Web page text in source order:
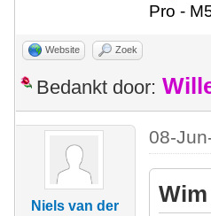
Pro -
Website Zoek
Bedankt door:
Niels van der
08-